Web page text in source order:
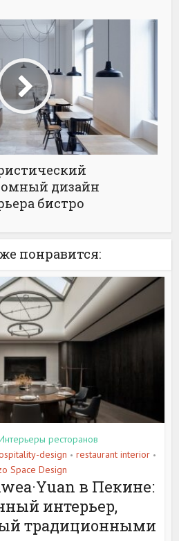
дизайн
бистро
понравится:
ресторанов
design • restaurant interior •
Space Design
в Пекине:
интерьер,
традиционными